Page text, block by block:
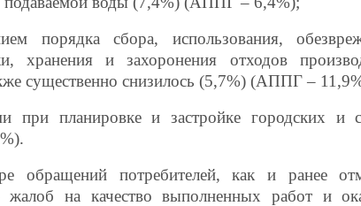
порядка сбора, использования,
хранения и захоронения отходов
существенно снизилось (5,7%) (АППГ –
при планировке и застройке городских и
обращений потребителей, как и ранее
жалоб на качество выполненных работ и